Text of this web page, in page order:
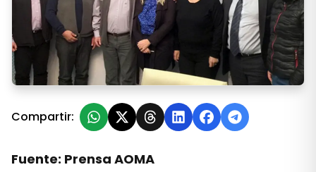
La Secretaria de Minería visitó la sede central de
Compartir:
Fuente: Prensa AOMA